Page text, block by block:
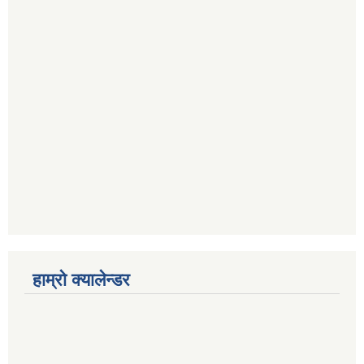
हाम्रो क्यालेन्डर